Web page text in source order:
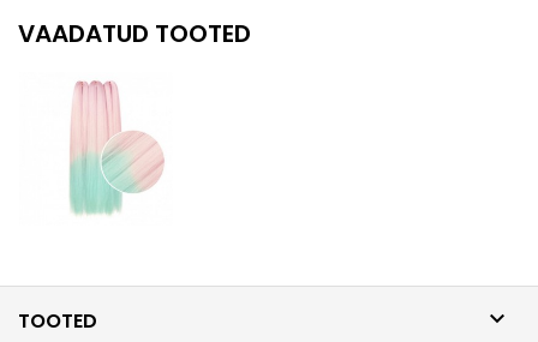
VAADATUD TOOTED
TOOTED 